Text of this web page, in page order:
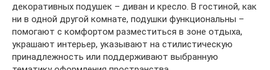
декоративных подушек – диван и кресло. В гостиной, как
ни в одной другой комнате, подушки функциональны –
помогают с комфортом разместиться в зоне отдыха,
украшают интерьер, указывают на стилистическую
принадлежность или поддерживают выбранную